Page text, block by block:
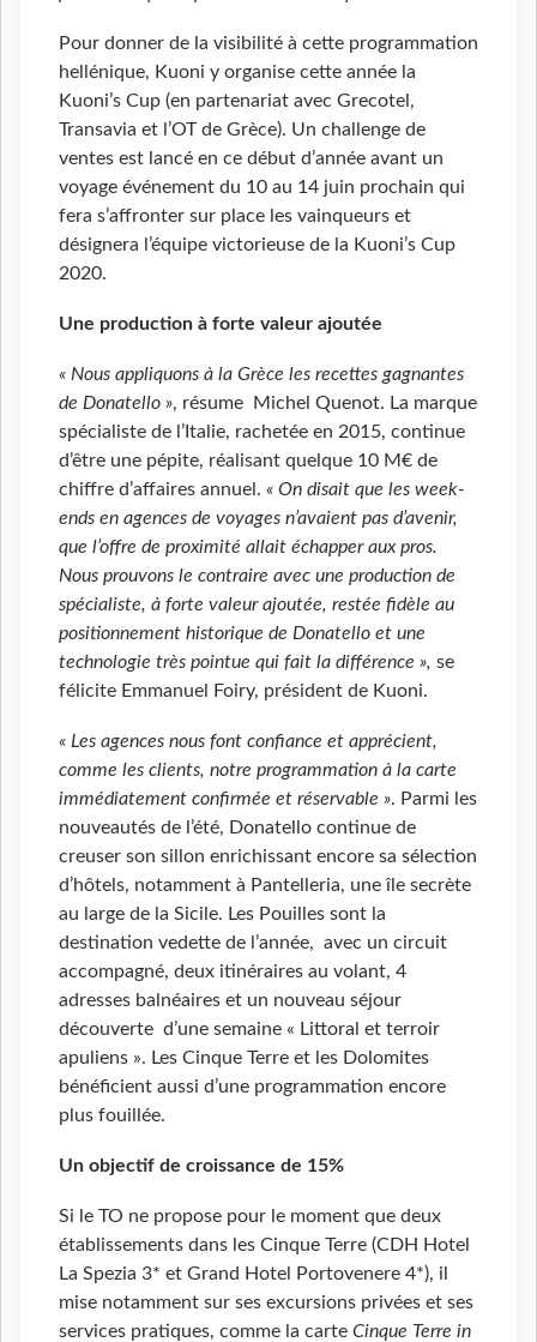
Pour donner de la visibilité à cette programmation
hellénique, Kuoni y organise cette année la
Kuoni’s Cup (en partenariat avec Grecotel,
Transavia et l’OT de Grèce). Un challenge de
ventes est lancé en ce début d’année avant un
voyage événement du 10 au 14 juin prochain qui
fera s’affronter sur place les vainqueurs et
désignera l’équipe victorieuse de la Kuoni’s Cup
2020.
Une production à forte valeur ajoutée
« Nous appliquons à la Grèce les recettes gagnantes
de Donatello », résume Michel Quenot. La marque
spécialiste de l’Italie, rachetée en 2015, continue
d’être une pépite, réalisant quelque 10 M€ de
chiffre d’affaires annuel. « On disait que les week-
ends en agences de voyages n’avaient pas d’avenir,
que l’offre de proximité allait échapper aux pros.
Nous prouvons le contraire avec une production de
spécialiste, à forte valeur ajoutée, restée fidèle au
positionnement historique de Donatello et une
technologie très pointue qui fait la différence », se
félicite Emmanuel Foiry, président de Kuoni.
« Les agences nous font confiance et apprécient,
comme les clients, notre programmation à la carte
immédiatement confirmée et réservable ». Parmi les
nouveautés de l’été, Donatello continue de
creuser son sillon enrichissant encore sa sélection
d’hôtels, notamment à Pantelleria, une île secrète
au large de la Sicile. Les Pouilles sont la
destination vedette de l’année, avec un circuit
accompagné, deux itinéraires au volant, 4
adresses balnéaires et un nouveau séjour
découverte d’une semaine « Littoral et terroir
apuliens ». Les Cinque Terre et les Dolomites
bénéficient aussi d’une programmation encore
plus fouillée.
Un objectif de croissance de 15%
Si le TO ne propose pour le moment que deux
établissements dans les Cinque Terre (CDH Hotel
La Spezia 3* et Grand Hotel Portovenere 4*), il
mise notamment sur ses excursions privées et ses
services pratiques, comme la carte Cinque Terre in